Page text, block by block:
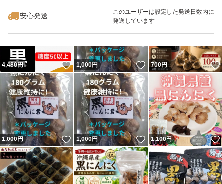
安心発送
このユーザーは設定した発送日数内に
発送しています
4,480円 いいね！
1,000円 いいね！
700円
1,000円 いいね！
1,000円 いいね！
1,100円